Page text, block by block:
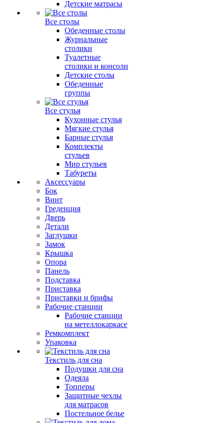
Детские матрасы
Все столы
Обеденные столы
Журнальные
столики
Туалетные
столики и консоли
Детские столы
Обеденные
группы
Все стулья
Кухонные стулья
Мягкие стулья
Барные стулья
Комплекты
стульев
Мир стульев
Табуреты
Аксессуары
Бок
Винт
Греденция
Дверь
Детали
Заглушки
Замок
Крышка
Опора
Панель
Подставка
Приставка
Приставки и брифы
Рабочие станции
Рабочие станции
на метеллокаркасе
Ремкомплект
Упаковка
Текстиль для сна
Подушки для сна
Одеяла
Топперы
Защитные чехлы
для матрасов
Постельное белье